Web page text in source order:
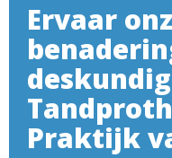
Ervaar
Praktijk